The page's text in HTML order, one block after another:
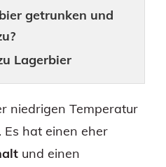
getrunken und
Lagerbier
niedrigen Temperatur
hat einen eher
und einen